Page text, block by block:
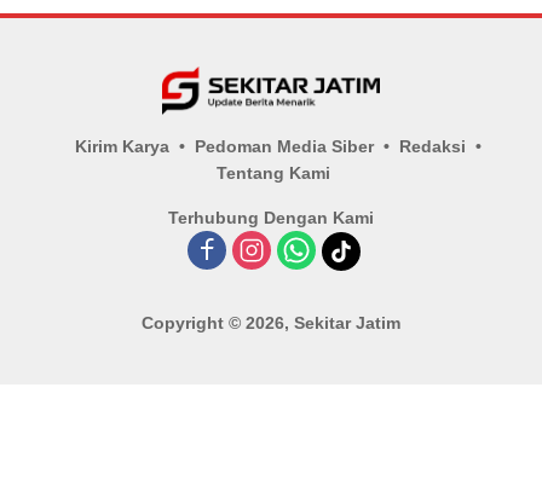
Kirim Karya Pedoman Media Siber
Redaksi
Tentang Kami
Terhubung Dengan Kami
Copyright © 2026, Sekitar Jatim